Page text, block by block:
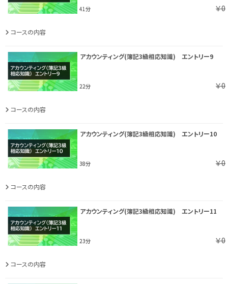
41分 ￥0
コースの内容
アカウンティング(簿記3級相応知識) エントリー9
22分 ￥0
コースの内容
アカウンティング(簿記3級相応知識) エントリー10
38分 ￥0
コースの内容
アカウンティング(簿記3級相応知識) エントリー11
23分 ￥0
コースの内容